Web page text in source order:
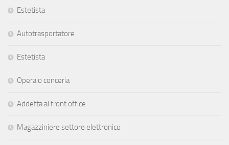
Estetista
Autotrasportatore
Estetista
Operaio conceria
Addetta al front office
Magazziniere settore elettronico